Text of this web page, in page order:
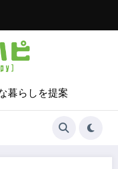
暮らしを提案